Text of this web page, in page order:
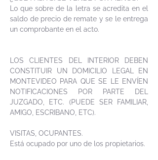
Lo que sobre de la letra se acredita en el
saldo de precio de remate y se le entrega
un comprobante en el acto.
LOS CLIENTES DEL INTERIOR DEBEN
CONSTITUIR UN DOMICILIO LEGAL EN
MONTEVIDEO PARA QUE SE LE ENVÍEN
NOTIFICACIONES POR PARTE DEL
JUZGADO, ETC. (PUEDE SER FAMILIAR,
AMIGO, ESCRIBANO, ETC).
VISITAS, OCUPANTES.
Está ocupado por uno de los propietarios.